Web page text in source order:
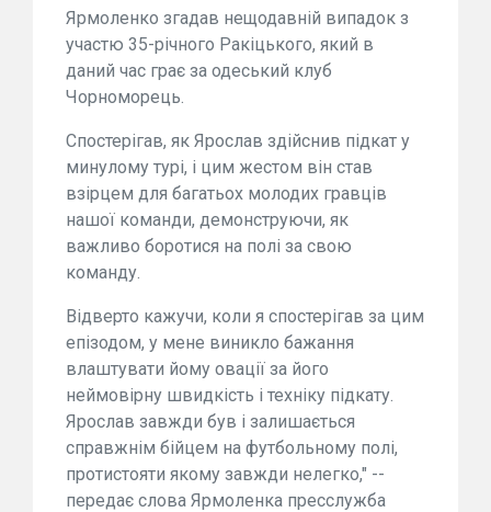
Ярмоленко згадав нещодавній випадок з
участю 35-річного Ракіцького, який в
даний час грає за одеський клуб
Чорноморець.
Спостерігав, як Ярослав здійснив підкат у
минулому турі, і цим жестом він став
взірцем для багатьох молодих гравців
нашої команди, демонструючи, як
важливо боротися на полі за свою
команду.
Відверто кажучи, коли я спостерігав за цим
епізодом, у мене виникло бажання
влаштувати йому овації за його
неймовірну швидкість і техніку підкату.
Ярослав завжди був і залишається
справжнім бійцем на футбольному полі,
протистояти якому завжди нелегко," --
передає слова Ярмоленка пресслужба